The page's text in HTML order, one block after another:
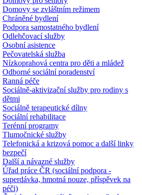
Domovy se zvláštním režimem
Chráněné bydlení
Podpora samostatného bydlení
Odlehčovací služby
Osobní asistence
Pečovatelská služba
Nízkoprahová centra pro děti a mládež
Odborné sociální poradenství
Ranná péče
Sociálně-aktivizační služby pro rodiny s
dětmi
Sociálně terapeutické dílny
Sociální rehabilitace
Terénní programy
Tlumočnické služby
Telefonická a krizová pomoc a další linky
bezpečí
Další a návazné služby
Úřad práce ČR (sociální podpora -
superdávka, hmotná nouze, příspěvek na
péči)